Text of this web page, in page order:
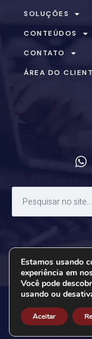
SOLUÇÕES
CONTEÚDOS
CONTATO
ÁREA DO
Estamos usando
experiência em
Você pode
usando ou
Aceitar